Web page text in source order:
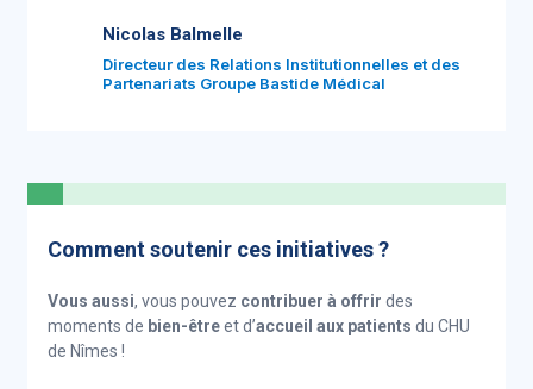
Nicolas Balmelle
Directeur des Relations Institutionnelles et des
Partenariats Groupe Bastide Médical
Comment soutenir ces initiatives ?
Vous aussi, vous pouvez contribuer à offrir des
moments de bien-êtreet d’accueil aux patients du CHU
de Nîmes !